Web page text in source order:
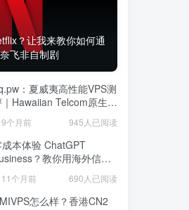
？让我来教你如何通
飞非自制剧
：夏威夷高性能VPS测
Hawaiian Telcom原生家
IP节点，Ryzen 9 7940HS
强劲性能与跨太平洋网
迟深度解析
9个月前 945人已阅读
本体验 ChatGPT
？教你用海外信用
白嫖首月
11个月前 690人已阅读
怎么样？香港CN2